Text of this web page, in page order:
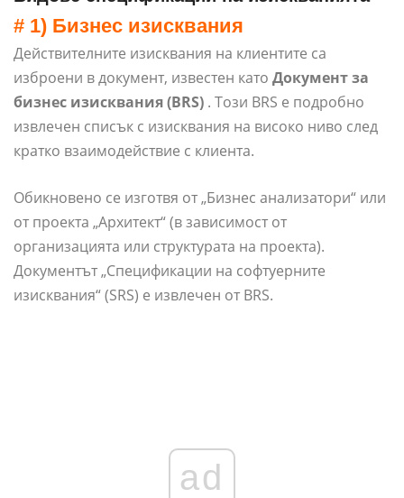
# 1) Бизнес изисквания
Действителните изисквания на клиентите са
изброени в документ, известен като Документ за
бизнес изисквания (BRS) . Този BRS е подробно
извлечен списък с изисквания на високо ниво след
кратко взаимодействие с клиента.
Обикновено се изготвя от „Бизнес анализатори“ или
от проекта „Архитект“ (в зависимост от
организацията или структурата на проекта).
Документът „Спецификации на софтуерните
изисквания“ (SRS) е извлечен от BRS.
ad